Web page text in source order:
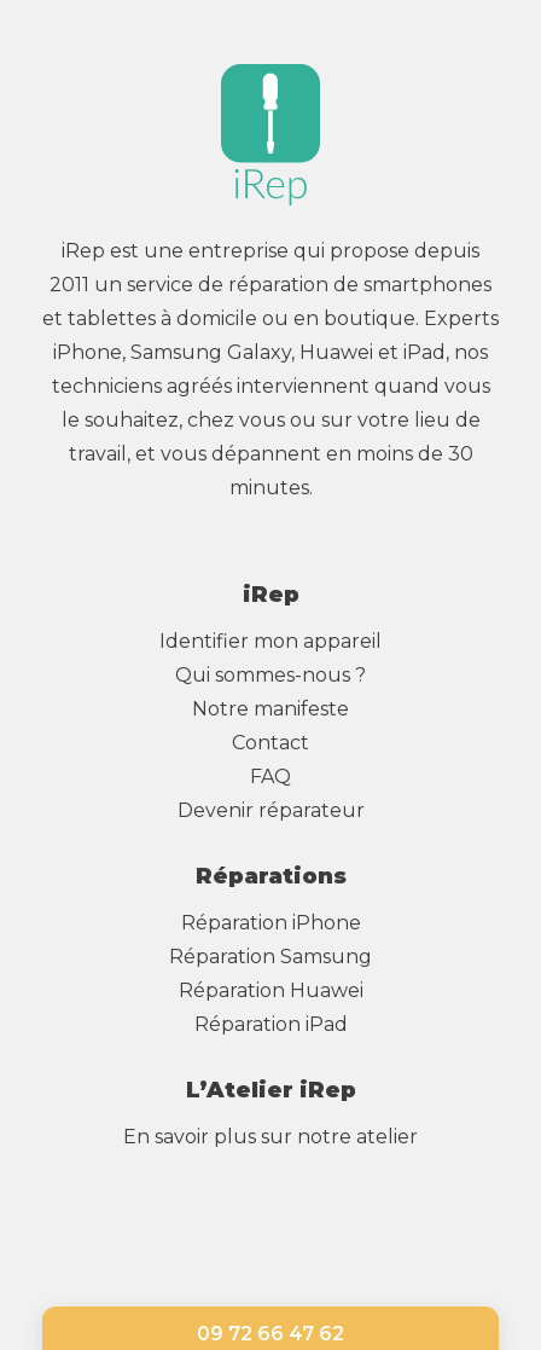
iRep est une entreprise qui propose depuis
2011 un service de réparation de smartphones
et tablettes à domicile ou en boutique. Experts
iPhone, Samsung Galaxy, Huawei et iPad, nos
techniciens agréés interviennent quand vous
le souhaitez, chez vous ou sur votre lieu de
travail, et vous dépannent en moins de 30
minutes.
iRep
Identifier mon appareil
Qui sommes-nous ?
Notre manifeste
Contact
FAQ
Devenir réparateur
Réparations
Réparation iPhone
Réparation Samsung
Réparation Huawei
Réparation iPad
L’Atelier iRep
En savoir plus sur notre atelier
09 72 66 47 62